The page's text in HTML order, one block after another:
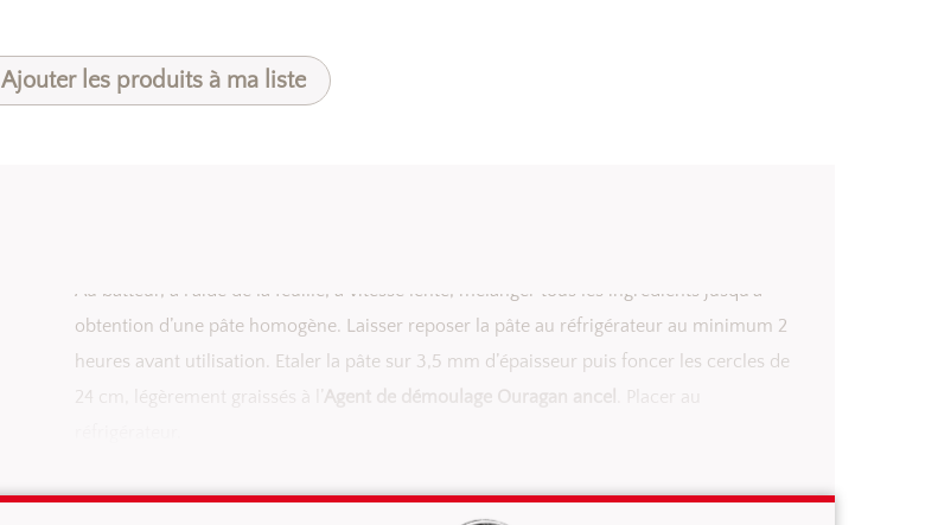
Ajouter les produits à ma liste
Au batteur, à l’aide de la feuille, à vitesse lente, mélanger tous les ingrédients jusqu’à
obtention d’une pâte homogène. Laisser reposer la pâte au réfrigérateur au minimum 2
heures avant utilisation. Etaler la pâte sur 3,5 mm d’épaisseur puis foncer les cercles de
24 cm, légèrement graissés à l’
Agent de démoulage Ouragan ancel
. Placer au